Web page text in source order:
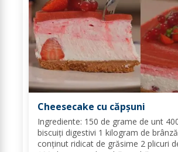
Cheesecake cu căpșuni
Ingrediente: 150 de grame de unt
biscuiți digestivi 1 kilogram de
conținut ridicat de grăsime 2 plicuri